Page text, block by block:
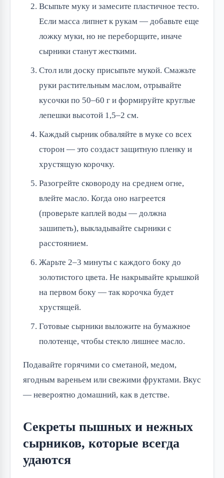
Всыпьте муку и замесите пластичное тесто.
Если масса липнет к рукам — добавьте еще
ложку муки, но не переборщите, иначе
сырники станут жесткими.
Стол или доску присыпьте мукой. Смажьте
руки растительным маслом, отрывайте
кусочки по 50–60 г и формируйте круглые
лепешки высотой 1,5–2 см.
Каждый сырник обваляйте в муке со всех
сторон — это создаст защитную пленку и
хрустящую корочку.
Разогрейте сковороду на среднем огне,
влейте масло. Когда оно нагреется
(проверьте каплей воды — должна
зашипеть), выкладывайте сырники с
расстоянием.
Жарьте 2–3 минуты с каждого боку до
золотистого цвета. Не накрывайте крышкой
на первом боку — так корочка будет
хрустящей.
Готовые сырники выложите на бумажное
полотенце, чтобы стекло лишнее масло.
Подавайте горячими со сметаной, медом,
ягодным вареньем или свежими фруктами. Вкус
— невероятно домашний, как в детстве.
Секреты пышных и нежных
сырников, которые всегда
удаются